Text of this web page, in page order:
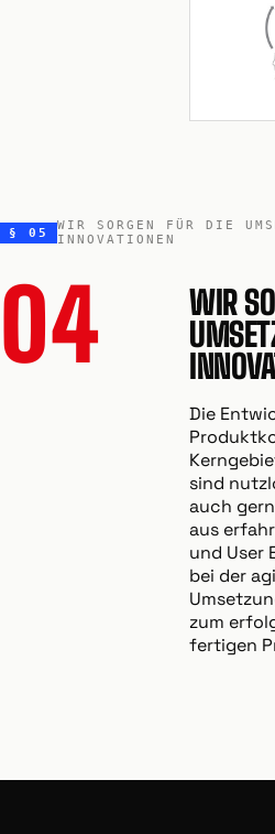
§ 05
WIR SORGEN FÜR DIE
INNOVATIONEN
04
WIR
Die
sind
auch
aus
und User
bei der
zum
fertigen